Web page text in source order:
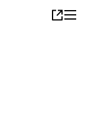
Share